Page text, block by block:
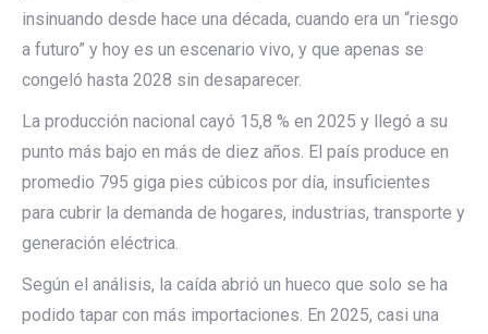
insinuando desde hace una década, cuando era un “riesgo
a futuro” y hoy es un escenario vivo, y que apenas se
congeló hasta 2028 sin desaparecer.
La producción nacional cayó 15,8 % en 2025 y llegó a su
punto más bajo en más de diez años. El país produce en
promedio 795 giga pies cúbicos por día, insuficientes
para cubrir la demanda de hogares, industrias, transporte y
generación eléctrica.
Según el análisis, la caída abrió un hueco que solo se ha
podido tapar con más importaciones. En 2025, casi una